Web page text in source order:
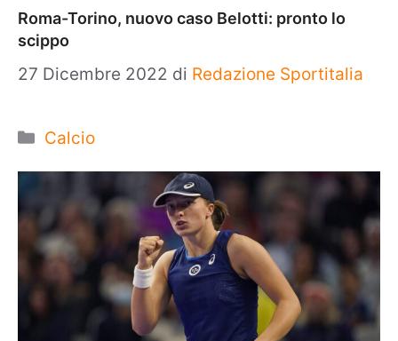
Roma-Torino, nuovo caso Belotti: pronto lo
scippo
27 Dicembre 2022 di Redazione Sportitalia
Categorie
Calcio